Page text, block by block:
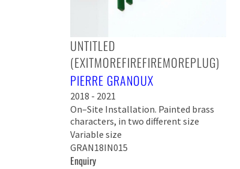
UNTITLED
(EXITMOREFIREFIREMOREPLUG)
PIERRE GRANOUX
2018 - 2021
On–Site Installation. Painted brass
characters, in two different size
Variable size
GRAN18IN015
Enquiry